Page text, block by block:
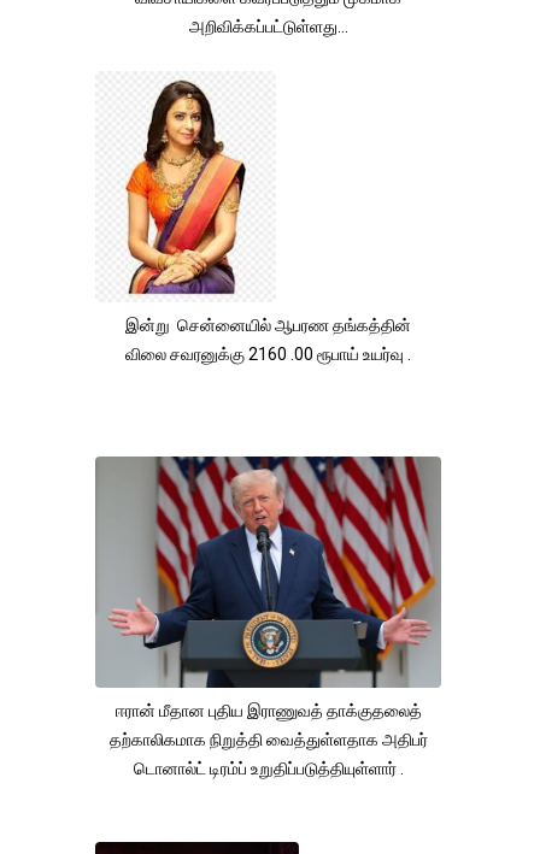
அறிவிக்கப்பட்டுள்ளது...
இன்று சென்னையில் ஆபரண தங்கத்தின்
விலை சவரனுக்கு 2160 .00 ரூபாய் உயர்வு .
ஈரான் மீதான புதிய இராணுவத் தாக்குதலைத்
தற்காலிகமாக நிறுத்தி வைத்துள்ளதாக அதிபர்
டொனால்ட் டிரம்ப் உறுதிப்படுத்தியுள்ளார் .